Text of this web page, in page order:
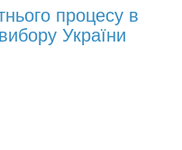
процесу в
України